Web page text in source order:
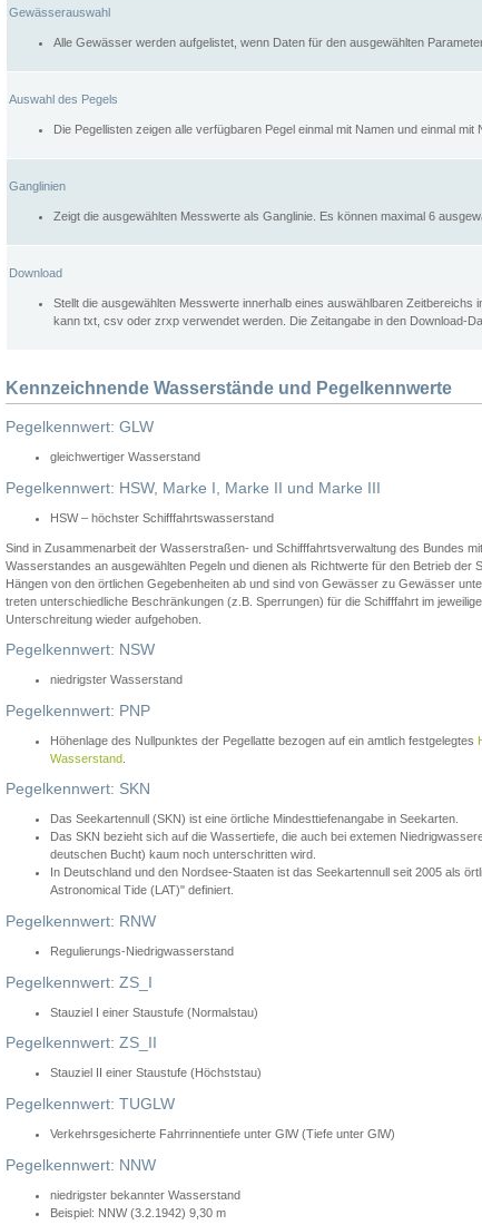
Gewässerauswahl
Alle Gewässer werden aufgelistet, wenn Daten für den ausgewählten
Auswahl des Pegels
Die Pegellisten zeigen alle verfügbaren Pegel einmal mit Namen und einmal mit
Ganglinien
Zeigt die ausgewählten Messwerte als Ganglinie. Es können maximal 6
Download
Stellt die ausgewählten Messwerte innerhalb eines auswählbaren Zeitbereichs
kann txt, csv oder zrxp verwendet werden. Die Zeitangabe in den Download-
Kennzeichnende Wasserstände und Pegelkennwerte
Pegelkennwert: GLW
gleichwertiger Wasserstand
Pegelkennwert: HSW, Marke I, Marke II und Marke III
HSW – höchster Schifffahrtswasserstand
Sind in Zusammenarbeit der Wasserstraßen- und Schifffahrtsverwaltung des Bundes
Wasserstandes an ausgewählten Pegeln und dienen als Richtwerte für den Betrieb der
Hängen von den örtlichen Gegebenheiten ab und sind von Gewässer zu Gewässer
treten unterschiedliche Beschränkungen (z.B. Sperrungen) für die Schifffahrt im
Unterschreitung wieder aufgehoben.
Pegelkennwert: NSW
niedrigster Wasserstand
Pegelkennwert: PNP
Höhenlage des Nullpunktes der Pegellatte bezogen auf ein amtlich festgelegtes
Wasserstand
Pegelkennwert: SKN
Das Seekartennull (SKN) ist eine örtliche Mindesttiefenangabe in Seekarten.
Das SKN bezieht sich auf die Wassertiefe, die auch bei extemen
deutschen Bucht) kaum noch unterschritten wird.
In Deutschland und den Nordsee-Staaten ist das Seekartennull seit 2005 als
Astronomical Tide (LAT)" definiert.
Pegelkennwert: RNW
Regulierungs-Niedrigwasserstand
Pegelkennwert: ZS_I
Stauziel I einer Staustufe (Normalstau)
Pegelkennwert: ZS_II
Stauziel II einer Staustufe (Höchststau)
Pegelkennwert: TUGLW
Verkehrsgesicherte Fahrrinnentiefe unter GlW (Tiefe unter GlW)
Pegelkennwert: NNW
niedrigster bekannter Wasserstand
Beispiel: NNW (3.2.1942) 9,30 m